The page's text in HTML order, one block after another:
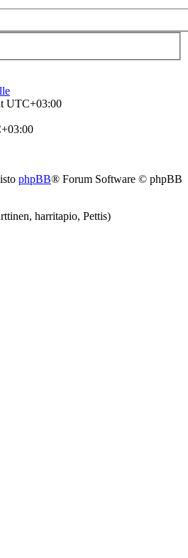
UTC+03:00
phpBB® Forum Software © phpBB
harritapio, Pettis)